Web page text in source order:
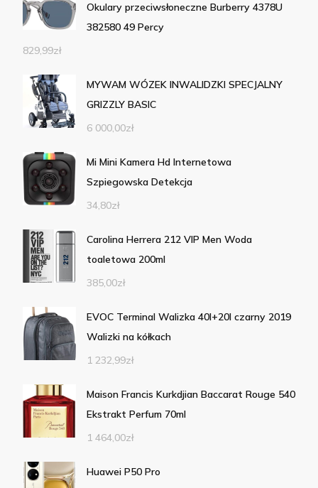
Okulary przeciwsłoneczne Burberry 4378U
382580 49 Percy
829,99zł
MYWAM WÓZEK INWALIDZKI SPECJALNY
GRIZZLY BASIC
6 000,00zł
Mi Mini Kamera Hd Internetowa
Szpiegowska Detekcja
34,80zł
Carolina Herrera 212 VIP Men Woda
toaletowa 200ml
385,00zł
EVOC Terminal Walizka 40l+20l czarny 2019
Walizki na kółkach
1 232,99zł
Maison Francis Kurkdjian Baccarat Rouge 540
Ekstrakt Perfum 70ml
1 464,00zł
Huawei P50 Pro